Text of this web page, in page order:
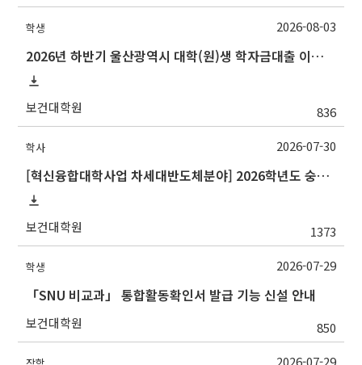
학생
2026년 하반기 울산광역시 대학(원)생 학자금대출 이자지원사업 안내
보건대학원 836
2026-08-03
학사
[혁신융합대학사업 차세대반도체분야] 2026학년도 숭실대학교 2학기 교류 수학 안내
보건대학원 1373
2026-07-30
학생
「SNU 비교과」 통합활동확인서 발급 기능 신설 안내
보건대학원 850
2026-07-29
2026-07-29